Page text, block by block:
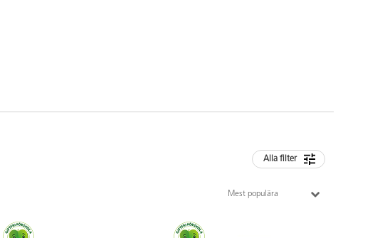
Alla filter
Mest populära